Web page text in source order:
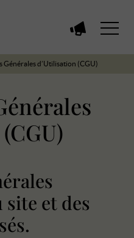
les
manifestations
Générales d’Utilisation (CGU)
et des